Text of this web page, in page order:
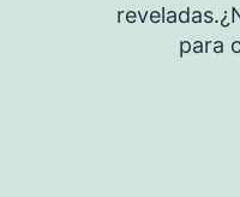
para